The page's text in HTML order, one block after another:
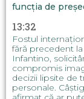
funcția de
13:32
Fostul
fără precedent
Infantino,
compromis
decizii lipsite de
personale.